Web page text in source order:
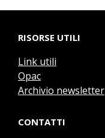
RISORSE UTILI
Link utili
Opac
Archivio newsletter
CONTATTI